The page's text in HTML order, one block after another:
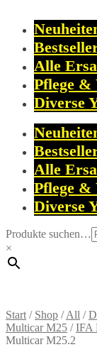
Alle
Pflege &
Diverse
Alle
Pflege &
Diverse
Produkte suchen…
×
Start / Shop /All /
Multicar M25 /IFA
Multicar M25.2